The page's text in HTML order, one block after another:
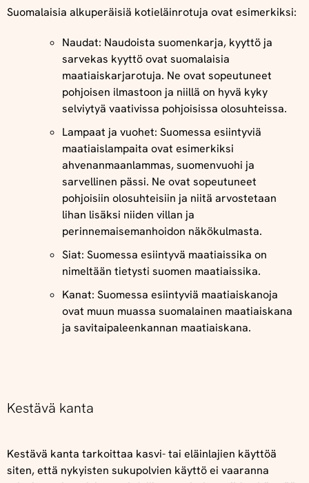
Suomalaisia alkuperäisiä kotieläinrotuja ovat esimerkiksi:
Naudat: Naudoista suomenkarja, kyyttö ja
sarvekas kyyttö ovat suomalaisia
maatiaiskarjarotuja. Ne ovat sopeutuneet
pohjoisen ilmastoon ja niillä on hyvä kyky
selviytyä vaativissa pohjoisissa olosuhteissa.
Lampaat ja vuohet: Suomessa esiintyviä
maatiaislampaita ovat esimerkiksi
ahvenanmaanlammas, suomenvuohi ja
sarvellinen pässi. Ne ovat sopeutuneet
pohjoisiin olosuhteisiin ja niitä arvostetaan
lihan lisäksi niiden villan ja
perinnemaisemanhoidon näkökulmasta.
Siat: Suomessa esiintyvä maatiaissika on
nimeltään tietysti suomen maatiaissika.
Kanat: Suomessa esiintyviä maatiaiskanoja
ovat muun muassa suomalainen maatiaiskana
ja savitaipaleenkannan maatiaiskana.
Kestävä kanta
Kestävä kanta tarkoittaa kasvi- tai eläinlajien käyttöä
siten, että nykyisten sukupolvien käyttö ei vaaranna